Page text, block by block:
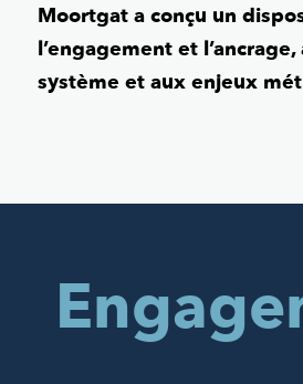
Moortgat a conçu un
l’engagement et l’ancrage,
système et aux enjeux